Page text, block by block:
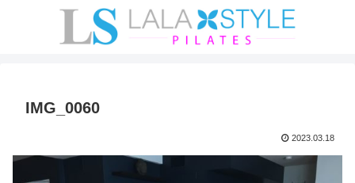
IMG_0060
2023.03.18